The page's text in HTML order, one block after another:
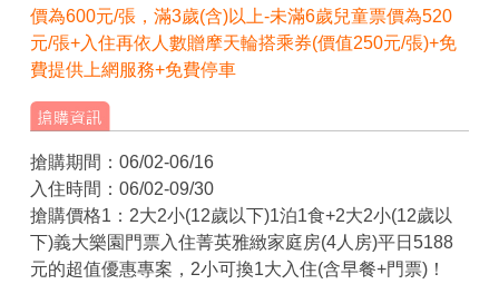
價為600元/張，滿3歲(含)以上-未滿6歲兒童票價為520
元/張+入住再依人數贈摩天輪搭乘券(價值250元/張)+免
費提供上網服務+免費停車
搶購期間：06/02-06/16
入住時間：06/02-09/30
搶購價格1：2大2小(12歲以下)1泊1食+2大2小(12歲以
下)義大樂園門票入住菁英雅緻家庭房(4人房)平日5188
元的超值優惠專案，2小可換1大入住(含早餐+門票)！